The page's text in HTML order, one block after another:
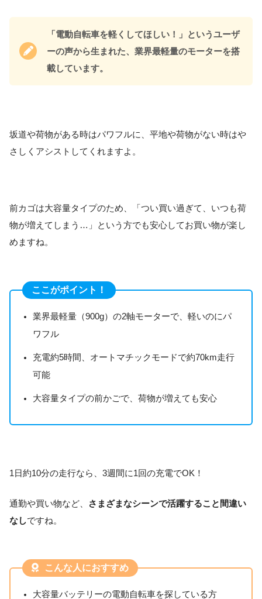
「電動自転車を軽くしてほしい！」というユーザ
ーの声から生まれた、業界最軽量のモーターを搭
載しています。
坂道や荷物がある時はパワフルに、平地や荷物がない時はや
さしくアシストしてくれますよ。
前カゴは大容量タイプのため、「つい買い過ぎて、いつも荷
物が増えてしまう…」という方でも安心してお買い物が楽し
めますね。
ここがポイント！
業界最軽量（900g）の2軸モーターで、軽いのにパ
ワフル
充電約5時間、オートマチックモードで約70km走行
可能
大容量タイプの前かごで、荷物が増えても安心
1日約10分の走行なら、3週間に1回の充電でOK！
通勤や買い物など、
さまざまなシーンで活躍すること間違い
なしですね。
こんな人におすすめ
大容量バッテリーの電動自転車を探している方